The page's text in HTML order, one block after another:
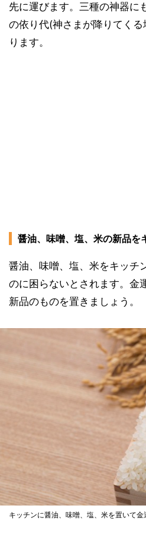
先に運びます。三種の神器に
の依り代(神さまが降りてく
ります。
醤油、味噌、塩、米の新品を
醤油、味噌、塩、米をキッチ
のに困らないとされます。金
新品のものを置きましょう。
キッチンに醤油、味噌、塩、米を置いて金